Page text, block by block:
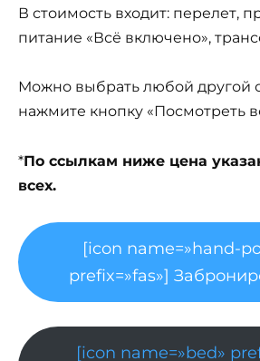
В стоимость входит: перелет,
питание «Всё включено»,
Можно выбрать любой другой
нажмите кнопку «Посмотреть
*По ссылкам ниже цена
всех.
[icon name=»hand-
prefix=»fas»]
[icon name=»bed»